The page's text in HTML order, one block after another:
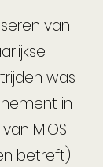
van
was
in
MIOS
betreft)